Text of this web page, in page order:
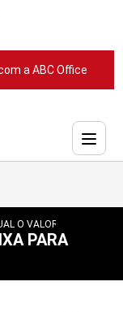
a ABC Office
O VALOR DE CADEIRA
PARA